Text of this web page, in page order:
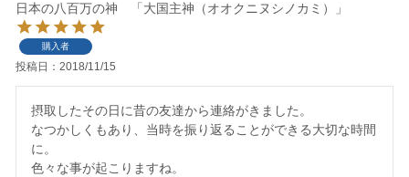
日本の八百万の神 「大国主神（オオクニヌシノカミ）」
購入者
投稿日 2018/11/15
摂取したその日に昔の友達から連絡がきました。
なつかしくもあり、当時を振り返ることができる大切な時間
に。
色々な事が起こりますね。